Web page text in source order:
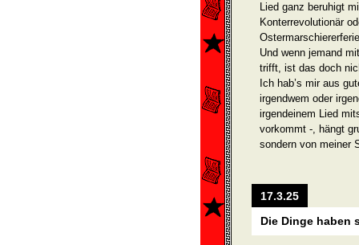
Lied ganz beruhigt
Konterrevolutionär
Und wenn jemand
trifft, ist das doch
Ich hab’s mir aus
irgendwem oder
irgendeinem Lied
vorkommt -, hängt
sondern von meiner
17.3.25
Die Dinge haben